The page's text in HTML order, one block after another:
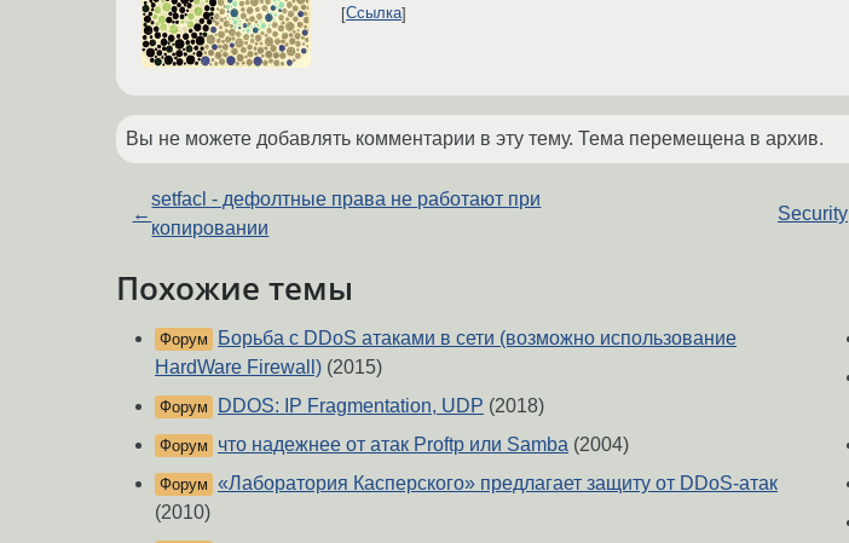
Ссылка
Вы не можете добавлять комментарии в эту тему. Тема перемещена в архив.
←
setfacl - дефолтные права не работают при
копировании
Security
Похожие темы
Форум
Борьба с DDoS атаками в сети (возможно использование
HardWare Firewall) (2015)
Форум DDOS: IP Fragmentation, UDP (2018)
Форум что надежнее от атак Proftp или Samba (2004)
Форум «Лаборатория Касперского» предлагает защиту от DDoS-атак
(2010)